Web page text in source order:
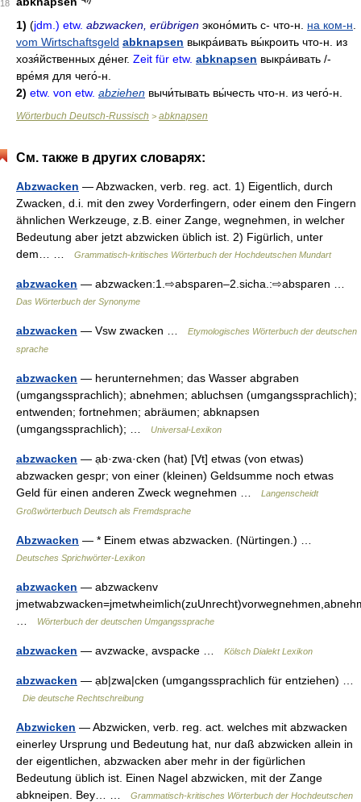
18
1) (jdm.) etw. abzwacken, erübrigen эконо́мить с- что-н. на ком-н
vom Wirtschaftsgeld abknapsen выкра́ивать вы́кроить что-н
из
хозя́йственных де́нег. Zeit für etw. abknapsen выкра́ивать /-
вре́мя для чего́-н
2) etw. von etw. abziehen вычи́тывать вы́честь что-н из чего́-н
Wörterbuch Deutsch-Russisch > abknapsen
См. также в других словарях:
Abzwacken — Abzwacken, verb. reg. act. 1) Eigentlich, durch
Zwacken, d.i. mit den zwey Vorderfingern, oder einem den Fingern
ähnlichen Werkzeuge, z.B. einer Zange, wegnehmen, in welcher
Bedeutung aber jetzt abzwicken üblich ist. 2) Figürlich, unter
dem… …
Grammatisch-kritisches Wörterbuch der Hochdeutschen Mundart
abzwacken — abzwacken:1.⇨absparen–2.sicha.:⇨absparen …
Das Wörterbuch der Synonyme
abzwacken — Vsw zwacken …
Etymologisches Wörterbuch der deutschen
sprache
abzwacken — herunternehmen; das Wasser abgraben
(umgangssprachlich); abnehmen; abluchsen (umgangssprachlich);
entwenden; fortnehmen; abräumen; abknapsen
(umgangssprachlich); …
Universal-Lexikon
abzwacken — ạb·zwa·cken (hat) [Vt] etwas (von etwas)
abzwacken gespr; von einer (kleinen) Geldsumme noch etwas
Geld für einen anderen Zweck wegnehmen …
Langenscheidt
Großwörterbuch Deutsch als Fremdsprache
Abzwacken — * Einem etwas abzwacken. (Nürtingen.) …
Deutsches Sprichwörter-Lexikon
abzwacken — abzwackenv
Wörterbuch der deutschen Umgangssprache
abzwacken — avzwacke, avspacke … Kölsch Dialekt Lexikon
abzwacken — ạb|zwa|cken (umgangssprachlich für entziehen) …
Die deutsche Rechtschreibung
Abzwicken — Abzwicken, verb. reg. act. welches mit abzwacken
einerley Ursprung und Bedeutung hat, nur daß abzwicken allein in
der eigentlichen, abzwacken aber mehr in der figürlichen
Bedeutung üblich ist. Einen Nagel abzwicken, mit der Zange
abkneipen. Bey… …
Grammatisch-kritisches Wörterbuch der Hochdeutschen